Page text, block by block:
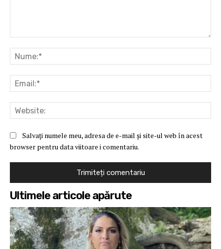
Salvați numele meu, adresa de e-mail și site-ul web în acest
browser pentru data viitoare i comentariu.
Ultimele articole apărute